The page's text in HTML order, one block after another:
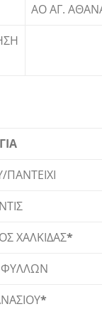
ΑΟ ΑΓ.
ΧΑΛΚΙΔΑΣ*
ΦΥΛΛΩΝ
*